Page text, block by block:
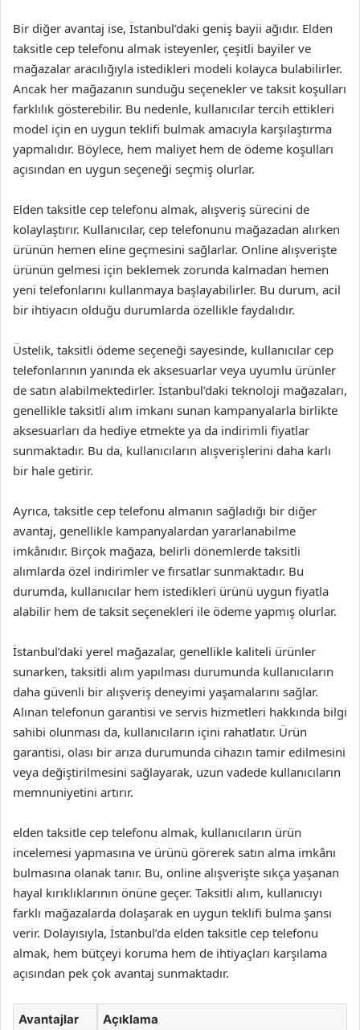
Bir diğer avantaj ise, İstanbul’daki geniş bayii ağıdır. Elden
taksitle cep telefonu almak isteyenler, çeşitli bayiler ve
mağazalar aracılığıyla istedikleri modeli kolayca bulabilirler.
Ancak her mağazanın sunduğu seçenekler ve taksit koşulları
farklılık gösterebilir. Bu nedenle, kullanıcılar tercih ettikleri
model için en uygun teklifi bulmak amacıyla karşılaştırma
yapmalıdır. Böylece, hem maliyet hem de ödeme koşulları
açısından en uygun seçeneği seçmiş olurlar.
Elden taksitle cep telefonu almak, alışveriş sürecini de
kolaylaştırır. Kullanıcılar, cep telefonunu mağazadan alırken
ürünün hemen eline geçmesini sağlarlar. Online alışverişte
ürünün gelmesi için beklemek zorunda kalmadan hemen
yeni telefonlarını kullanmaya başlayabilirler. Bu durum, acil
bir ihtiyacın olduğu durumlarda özellikle faydalıdır.
Üstelik, taksitli ödeme seçeneği sayesinde, kullanıcılar cep
telefonlarının yanında ek aksesuarlar veya uyumlu ürünler
de satın alabilmektedirler. İstanbul’daki teknoloji mağazaları,
genellikle taksitli alım imkanı sunan kampanyalarla birlikte
aksesuarları da hediye etmekte ya da indirimli fiyatlar
sunmaktadır. Bu da, kullanıcıların alışverişlerini daha karlı
bir hale getirir.
Ayrıca, taksitle cep telefonu almanın sağladığı bir diğer
avantaj, genellikle kampanyalardan yararlanabilme
imkânıdır. Birçok mağaza, belirli dönemlerde taksitli
alımlarda özel indirimler ve fırsatlar sunmaktadır. Bu
durumda, kullanıcılar hem istedikleri ürünü uygun fiyatla
alabilir hem de taksit seçenekleri ile ödeme yapmış olurlar.
İstanbul’daki yerel mağazalar, genellikle kaliteli ürünler
sunarken, taksitli alım yapılması durumunda kullanıcıların
daha güvenli bir alışveriş deneyimi yaşamalarını sağlar.
Alınan telefonun garantisi ve servis hizmetleri hakkında bilgi
sahibi olunması da, kullanıcıların içini rahatlatır. Ürün
garantisi, olası bir arıza durumunda cihazın tamir edilmesini
veya değiştirilmesini sağlayarak, uzun vadede kullanıcıların
memnuniyetini artırır.
elden taksitle cep telefonu almak, kullanıcıların ürün
incelemesi yapmasına ve ürünü görerek satın alma imkânı
bulmasına olanak tanır. Bu, online alışverişte sıkça yaşanan
hayal kırıklıklarının önüne geçer. Taksitli alım, kullanıcıyı
farklı mağazalarda dolaşarak en uygun teklifi bulma şansı
verir. Dolayısıyla, İstanbul’da elden taksitle cep telefonu
almak, hem bütçeyi koruma hem de ihtiyaçları karşılama
açısından pek çok avantaj sunmaktadır.
Avantajlar Açıklama